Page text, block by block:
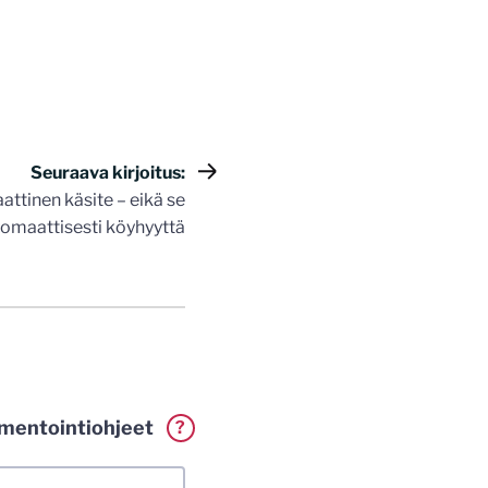
Seuraava kirjoitus:
käsite – eikä se
köyhyyttä
?
Muistathan silti